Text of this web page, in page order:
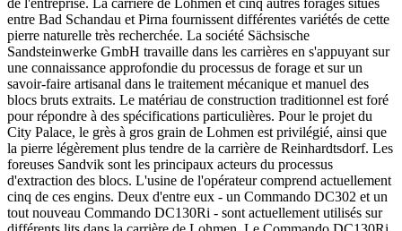
de l'entreprise. La carrière de Lohmen et cinq autres forages situés
entre Bad Schandau et Pirna fournissent différentes variétés de cette
pierre naturelle très recherchée. La société Sächsische
Sandsteinwerke GmbH travaille dans les carrières en s'appuyant sur
une connaissance approfondie du processus de forage et sur un
savoir-faire artisanal dans le traitement mécanique et manuel des
blocs bruts extraits. Le matériau de construction traditionnel est foré
pour répondre à des spécifications particulières. Pour le projet du
City Palace, le grès à gros grain de Lohmen est privilégié, ainsi que
la pierre légèrement plus tendre de la carrière de Reinhardtsdorf. Les
foreuses Sandvik sont les principaux acteurs du processus
d'extraction des blocs. L'usine de l'opérateur comprend actuellement
cinq de ces engins. Deux d'entre eux - un Commando DC302 et un
tout nouveau Commando DC130Ri - sont actuellement utilisés sur